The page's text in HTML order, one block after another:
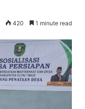
420 1 minute read